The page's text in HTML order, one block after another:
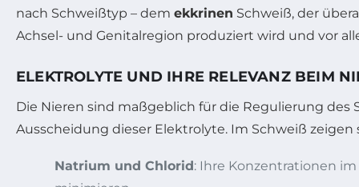
nach Schweißtyp – dem ekkrinen Schweiß, der
Achsel- und Genitalregion produziert wird und vor
ELEKTROLYTE UND IHRE RELEVANZ BEIM
Die Nieren sind maßgeblich für die Regulierung
Ausscheidung dieser Elektrolyte. Im Schweiß
Natrium und Chlorid : Ihre Konzentrationen